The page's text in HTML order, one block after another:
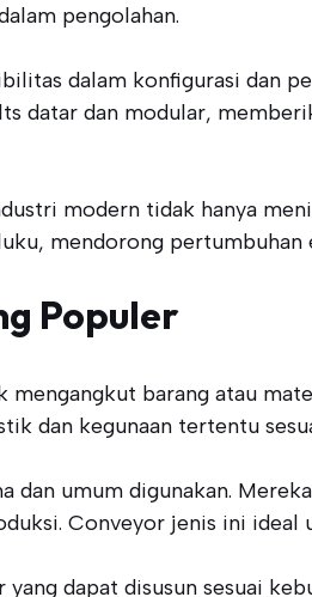
pengolahan.
dalam konfigurasi dan
datar dan modular,
modern tidak hanya
mendorong pertumbuhan
Populer
barang atau
dan kegunaan tertentu
dan umum digunakan.
Conveyor jenis ini
dapat disusun sesuai